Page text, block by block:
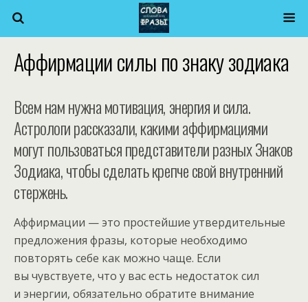
Аффирмации силы по знаку зодиака
Всем нам нужна мотивация, энергия и сила.
Астрологи рассказали, какими аффирмациями
могут пользоваться представители разных Знаков
Зодиака, чтобы сделать крепче свой внутренний
стержень.
Аффирмации — это простейшие утвердительные
предложения фразы, которые необходимо
повторять себе как можно чаще. Если
вы чувствуете, что у вас есть недостаток сил
и энергии, обязательно обратите внимание